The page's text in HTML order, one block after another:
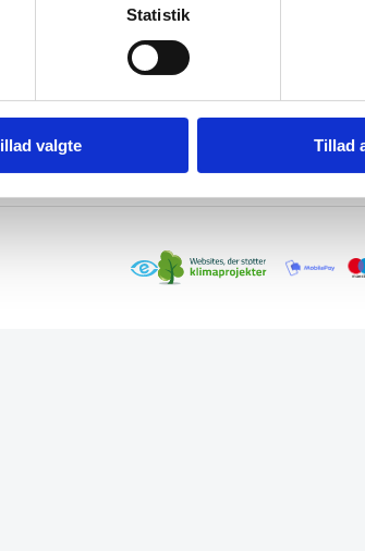
Statistik
valgte Tillad